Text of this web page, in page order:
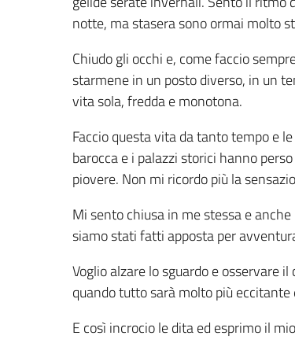
notte, ma stasera sono ormai molto
Chiudo gli occhi e, come faccio
starmene in un posto diverso, in un
vita sola, fredda e monotona.
Faccio questa vita da tanto tempo e
barocca e i palazzi storici hanno
piovere. Non mi ricordo più la
Mi sento chiusa in me stessa e
siamo stati fatti apposta per
Voglio alzare lo sguardo e osservare
quando tutto sarà molto più eccitante
E così incrocio le dita ed esprimo il